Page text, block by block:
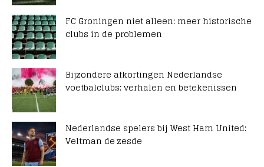
FC Groningen niet alleen: meer historische
clubs in de problemen
Bijzondere afkortingen Nederlandse
voetbalclubs: verhalen en betekenissen
Nederlandse spelers bij West Ham United:
Veltman de zesde